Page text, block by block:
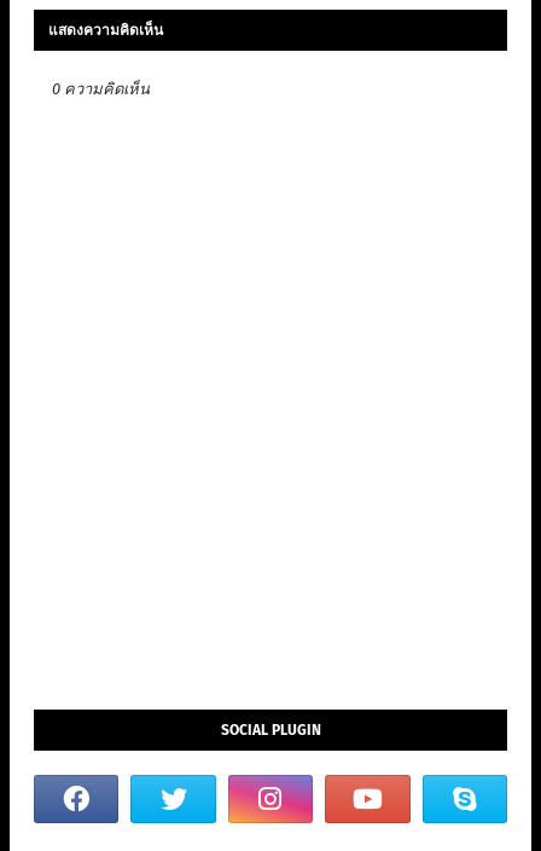
แสดงความคิดเห็น
0 ความคิดเห็น
SOCIAL PLUGIN